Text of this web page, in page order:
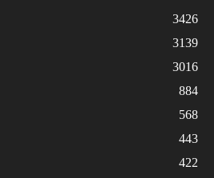
3426
3139
3016
884
568
443
422